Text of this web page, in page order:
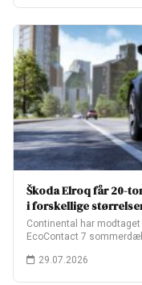
Škoda Elroq får 20-
i forskellige
Continental har
EcoContact 7
29.07.2026